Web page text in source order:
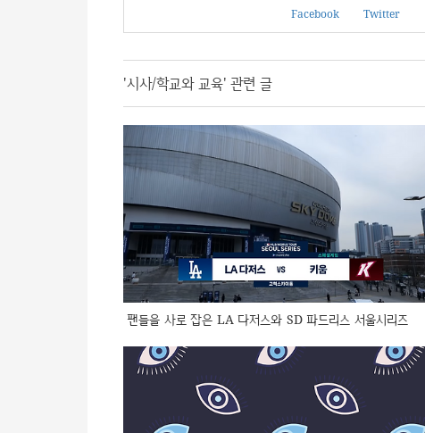
Facebook Twitter
'시사/학교와 교육' 관련 글
팬들을 사로 잡은 LA 다저스와 SD 파드리스 서울시리즈